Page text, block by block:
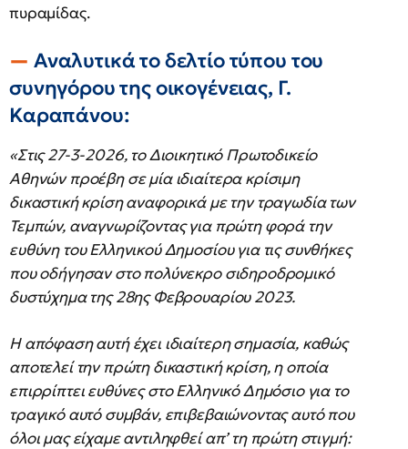
πυραμίδας.
Αναλυτικά το δελτίο τύπου του
συνηγόρου της οικογένειας, Γ.
Καραπάνου:
«Στις 27-3-2026, το Διοικητικό Πρωτοδικείο
Αθηνών προέβη σε μία ιδιαίτερα κρίσιμη
δικαστική κρίση αναφορικά με την τραγωδία των
Τεμπών, αναγνωρίζοντας για πρώτη φορά την
ευθύνη του Ελληνικού Δημοσίου για τις συνθήκες
που οδήγησαν στο πολύνεκρο σιδηροδρομικό
δυστύχημα της 28ης Φεβρουαρίου 2023.
Η απόφαση αυτή έχει ιδιαίτερη σημασία, καθώς
αποτελεί την πρώτη δικαστική κρίση, η οποία
επιρρίπτει ευθύνες στο Ελληνικό Δημόσιο για το
τραγικό αυτό συμβάν, επιβεβαιώνοντας αυτό που
όλοι μας είχαμε αντιληφθεί απ’ τη πρώτη στιγμή: